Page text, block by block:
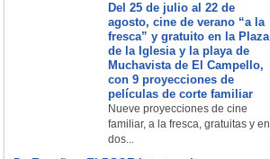
Del 25 de julio al 22 de
agosto, cine de verano “a la
fresca” y gratuito en la Plaza
de la Iglesia y la playa de
Muchavista de El Campello,
con 9 proyecciones de
películas de corte familiar
Nueve proyecciones de cine
familiar, a la fresca, gratuitas y en
dos...